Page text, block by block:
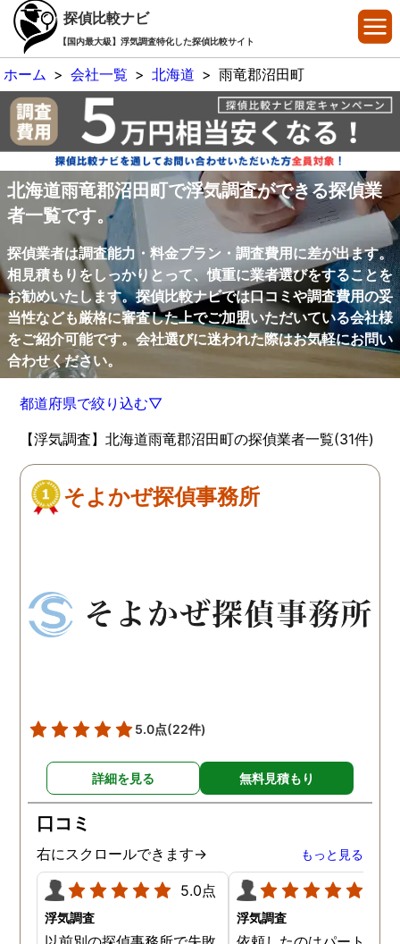
探偵比較ナビ
【国内最大級】浮気調査特化した探偵比較サイト
ホーム > 会社一覧 > 北海道 > 雨竜郡沼田町
北海道雨竜郡沼田町で浮気調査ができる探偵業
者一覧です。
探偵業者は調査能力・料金プラン・調査費用に差が出ます。
相見積もりをしっかりとって、慎重に業者選びをすることを
お勧めいたします。探偵比較ナビでは口コミや調査費用の妥
当性なども厳格に審査した上でご加盟いただいている会社様
をご紹介可能です。会社選びに迷われた際はお気軽にお問い
合わせください。
都道府県で絞り込む▽
【浮気調査】北海道雨竜郡沼田町の探偵業者一覧(31件)
そよかぜ探偵事務所
5.0点(22件)
詳細を見る 無料見積もり
口コミ
右にスクロールできます→ もっと見る
5.0点
浮気調査 浮気調査